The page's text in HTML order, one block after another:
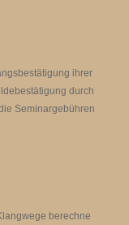
ihrer
durch
Seminargebühren
berechne